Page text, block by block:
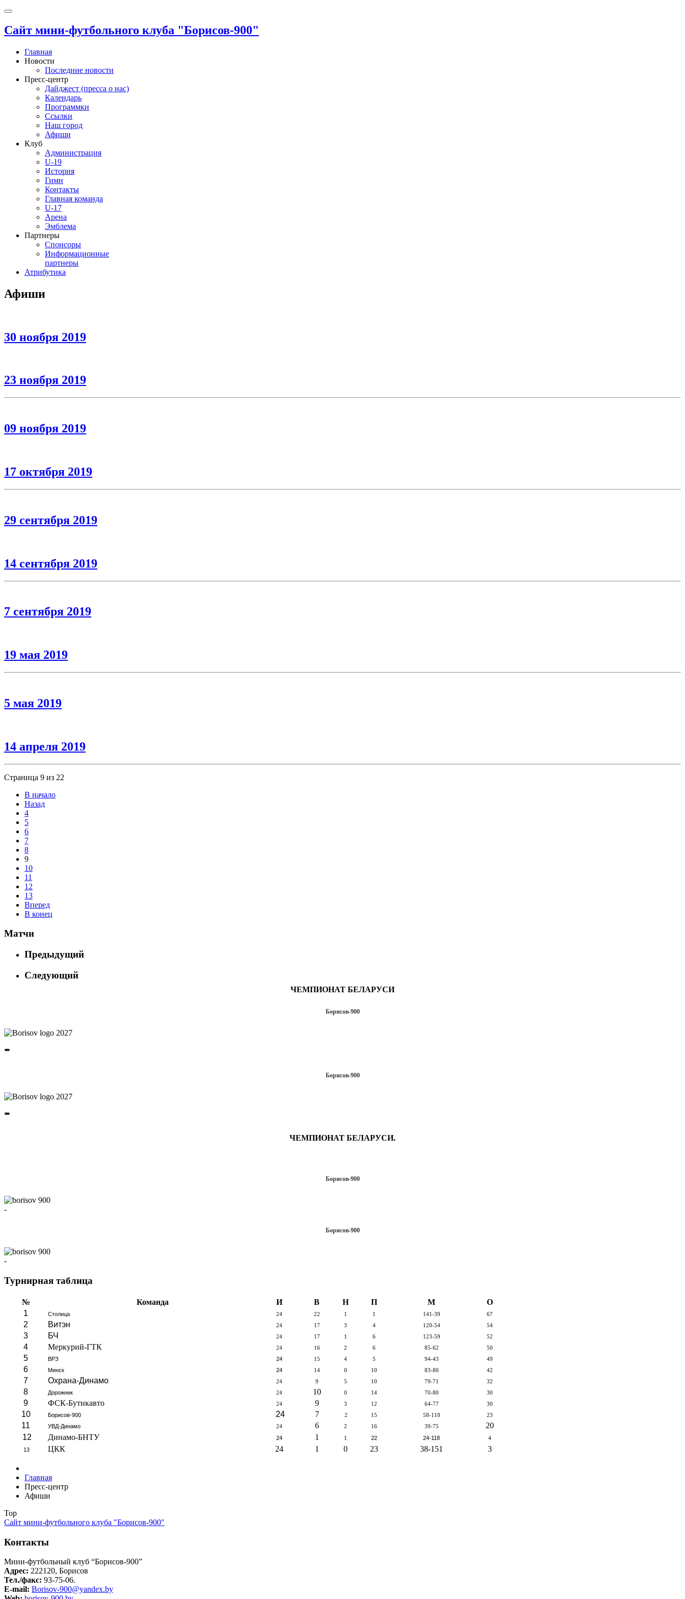
Сайт мини-футбольного клуба "Борисов-900"
Главная
Новости
Последние новости
Пресс-центр
Дайджест (пресса о нас)
Календарь
Программки
Ссылки
Наш город
Афиши
Клуб
Администрация
U-19
История
Гимн
Контакты
Главная команда
U-17
Арена
Эмблема
Партнеры
Спонсоры
Информационные
партнеры
Атрибутика
Афиши
30 ноября 2019
23 ноября 2019
09 ноября 2019
17 октября 2019
29 сентября 2019
14 сентября 2019
7 сентября 2019
19 мая 2019
5 мая 2019
14 апреля 2019
Страница 9 из 22
В начало
Назад
4
5
6
7
8
9
10
11
12
13
Вперед
В конец
Матчи
Предыдущий
Следующий
ЧЕМПИОНАТ БЕЛАРУСИ
Борисов-900
-
Борисов-900
-
ЧЕМПИОНАТ БЕЛАРУСИ.
Борисов-900
-
Борисов-900
-
Турнирная таблица
№ Команда И В Н П М
О
1
Столица 24 22 1 1 141-39 67
2 Витэн 24 17 3 4 120-54 54
3 БЧ 24 17 1 6 123-59 52
4 Меркурий-ГТК 24 16 2 6 85-62 50
5 ВРЗ 24 15 4 5 94-43 49
6 Минск 24 14 0 10 83-80 42
7 Охрана-Динамо 24 9 5 10 79-71 32
8 Дорожник 24 10 0 14 70-80 30
9 ФСК-Бутикавто 24 9 3 12 64-77 30
10 Борисов-900 24 7 2 15 58-110 23
11 УВД-Динамо 24 6 2 16 39-75
20
12
Динамо-БНТУ 24 1 1 22 24-118 4
13 ЦКК 24 1 0 23 38-151 3
Главная
Пресс-центр
Афиши
Top
Сайт мини-футбольного клуба "Борисов-900"
Контакты
Мини-футбольный клуб “Борисов-900”
Адрес: 222120, Борисов
Тел./факс: 93-75-06.
E-mail: Borisov-900@yandex.by